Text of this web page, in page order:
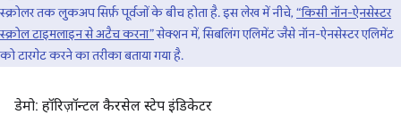
स्क्रोलर तक लुकअप सिर्फ़ पूर्वजों के बीच होता है. इस लेख में नीचे, “किसी नॉन-ऐनसेस्टर
स्क्रोल टाइमलाइन से अटैच करना”सेक्शन में, सिबलिंग एलिमेंट जैसे नॉन-ऐनसेस्टर एलिमेंट
को टारगेट करने का तरीका बताया गया है.
डेमो: हॉरिज़ॉन्टल कैरसेल स्टेप इंडिकेटर